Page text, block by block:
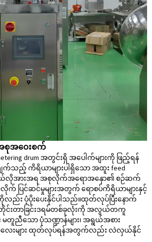
စုအဝေးစက်
drum အတွင်းရှိ အပေါက်များကို ဖြည့်ရန်
ျက်သည့် ကိရိယာများပါရှိသော အထူး feed
၀ယ်လိုအားအရ အစုလိုက်အရောအနှော၏ စဉ်ဆက်
ပြင်ဆင်မှုများအတွက် ရောစပ်ကိရိယာများနှင့်
လည်း ပံ့ပိုးပေးနိုင်ပါသည်။ထုတ်လုပ်ပြီးနောက်
င်းတာခြင်းဒရမ်တစ်ခုလုံးကို အလွယ်တကူ
တူညီသော ပုံသဏ္ဍာန်များ၊ အရွယ်အစား
းများ ထုတ်လုပ်ရန်အတွက်လည်း လဲလှယ်နိုင်